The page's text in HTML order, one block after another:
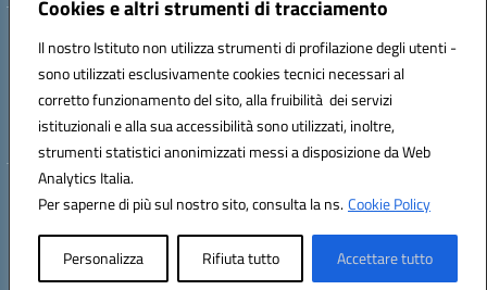
Cookies e altri strumenti di tracciamento
Il nostro Istituto non utilizza strumenti di profilazione degli utenti -
sono utilizzati esclusivamente cookies tecnici necessari al
corretto funzionamento del sito, alla fruibilità dei servizi
istituzionali e alla sua accessibilità sono utilizzati, inoltre,
strumenti statistici anonimizzati messi a disposizione da Web
Analytics Italia.
Per saperne di più sul nostro sito, consulta la ns.Cookie Policy
Personalizza Rifiuta tutto Accettare tutto
Indirizzo: VIA BRECCIAME, 46 - 81024 MADDALONI (CE)
Mail: CEIC8AU001@istruzione.it - Pec: CEIC8AU001@pec.istruzione.it -
Telefono: 0823408721
Meccanografico: CEIC8AU001
Codice fiscale: 93086080616
Hosting & Powered by 3D Solution S.r.l.
Concept & Design by Designers Italia